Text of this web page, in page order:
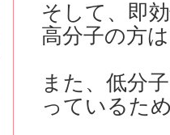
そして、即
高分子の方
また、低分
っているた